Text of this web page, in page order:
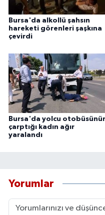
Bursa'da alkollü şahsın
hareketi görenleri şaşkına
çevirdi
Bursa'da yolcu
çarptığı kadın ağır
yaralandı
Yorumlar